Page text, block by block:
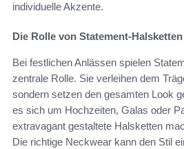
individuelle Akzente.
Die Rolle von Statement-
Bei festlichen Anlässen spielen
zentrale Rolle. Sie verleihen dem
sondern setzen den gesamten Look
es sich um Hochzeiten, Galas oder
extravagant gestaltete Halsketten
Die richtige Neckwear kann den Stil